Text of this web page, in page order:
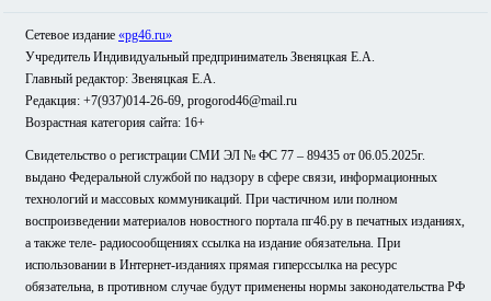
Сетевое издание «pg46.ru»
Учредитель Индивидуальный предприниматель Звеняцкая Е.А.
Главный редактор: Звеняцкая Е.А.
Редакция: +7(937)014-26-69, progorod46@mail.ru
Возрастная категория сайта: 16+
Свидетельство о регистрации СМИ ЭЛ № ФС 77 – 89435 от 06.05.2025г.
выдано Федеральной службой по надзору в сфере связи, информационных
технологий и массовых коммуникаций. При частичном или полном
воспроизведении материалов новостного портала пг46.ру в печатных изданиях,
а также теле- радиосообщениях ссылка на издание обязательна. При
использовании в Интернет-изданиях прямая гиперссылка на ресурс
обязательна, в противном случае будут применены нормы законодательства РФ